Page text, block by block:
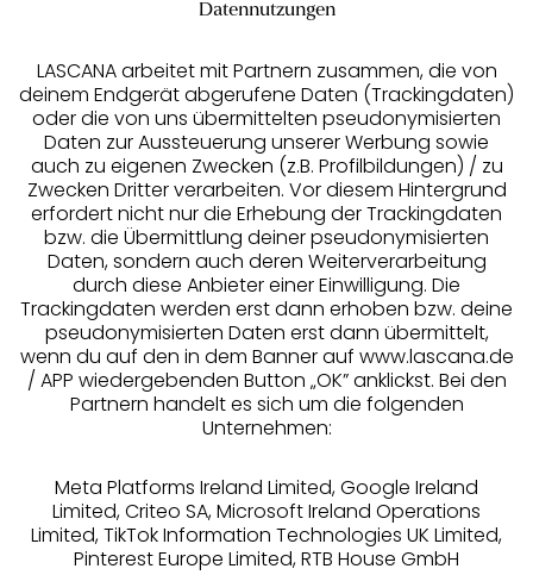
Services
Beratung
Über uns
Rechtliches
Alle Preise inkl. MwSt., zzgl.
Versandkosten
Datennutzungen
LASCANA arbeitet mit Partnern zusammen, die von
deinem Endgerät abgerufene Daten (Trackingdaten)
oder die von uns übermittelten pseudonymisierten
Daten zur Aussteuerung unserer Werbung sowie
auch zu eigenen Zwecken (z.B. Profilbildungen) / zu
Zwecken Dritter verarbeiten. Vor diesem Hintergrund
erfordert nicht nur die Erhebung der Trackingdaten
bzw. die Übermittlung deiner pseudonymisierten
Daten, sondern auch deren Weiterverarbeitung
durch diese Anbieter einer Einwilligung. Die
Trackingdaten werden erst dann erhoben bzw. deine
pseudonymisierten Daten erst dann übermittelt,
wenn du auf den in dem Banner auf www.lascana.de
/ APP wiedergebenden Button „OK” anklickst. Bei den
Partnern handelt es sich um die folgenden
Unternehmen:
Meta Platforms Ireland Limited, Google Ireland
Limited, Criteo SA, Microsoft Ireland Operations
Limited, TikTok Information Technologies UK Limited,
Pinterest Europe Limited, RTB House GmbH